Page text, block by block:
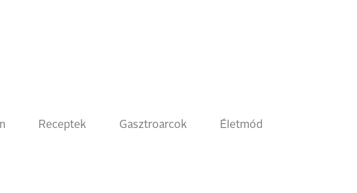
Receptek Gasztroarcok Életmód